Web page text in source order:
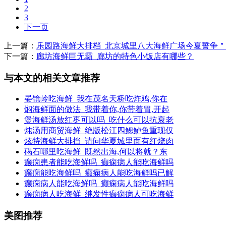
2
3
下一页
上一篇： 乐园路海鲜大排档_北京城里八大海鲜广场今夏誓争
下一篇： 廊坊海鲜巨无霸_廊坊的特色小饭店有哪些？
与本文的相关文章推荐
晏镜岭吃海鲜_我在茂名天桥吃炸鸡,你在
焖海鲜面的做法_我带着你,你带着胃,开起
煲海鲜汤放红枣可以吗_吃什么可以抗衰老
炖汤用商贸海鲜_绝版松江四鳃鲈鱼重现仅
炫特海鲜大排挡_请问华夏城里面有红烧肉
碣石哪里吃海鲜_既然出海,何以将就？东
癫痫患者能吃海鲜吗_癫痫病人能吃海鲜吗
癫痫能吃海鲜吗_癫痫病人能吃海鲜吗已解
癫痫病人能吃海鲜吗_癫痫病人能吃海鲜吗
癫痫病人吃海鲜_继发性癫痫病人可吃海鲜
美图推荐